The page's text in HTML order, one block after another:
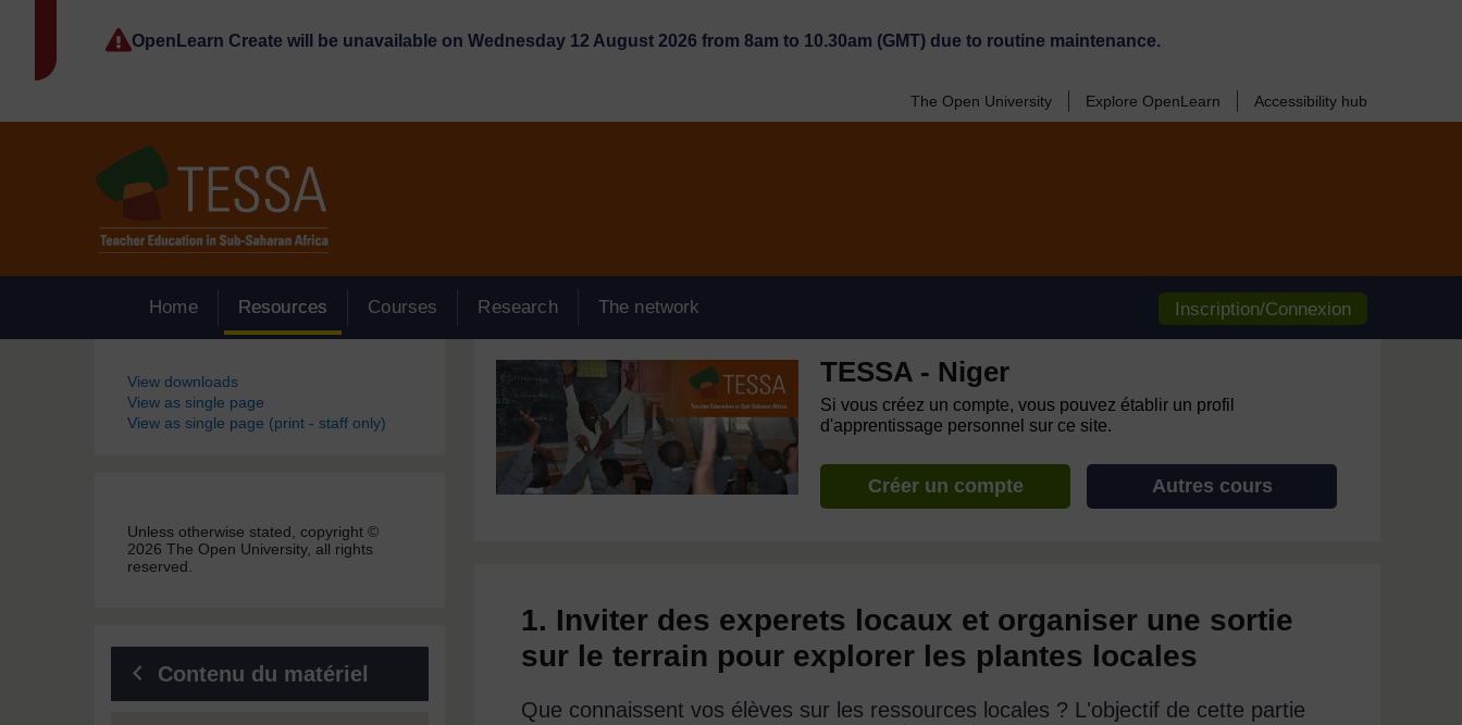
OpenLearn Create will be unavailable on Wednesday 12 August 2026 from 8am to 10.30am (GMT) due to routine maintenance.
The Open University Explore OpenLearn Accessibility hub
Home Resources Courses Research The network Inscription/Connexion
Blocs
View downloads
View as single page
View as single page (print - staff only)
Unless otherwise stated, copyright ©
2026 The Open University, all rights
reserved.
Contenu du matériel
TESSA - Niger
Si vous créez un compte, vous pouvez établir un profil
d'apprentissage personnel sur ce site.
Créer un compte Autres cours
1. Inviter des experets locaux et organiser une sortie
sur le terrain pour explorer les plantes locales
Que connaissent vos élèves sur les ressources locales ? L'objectif de cette partie